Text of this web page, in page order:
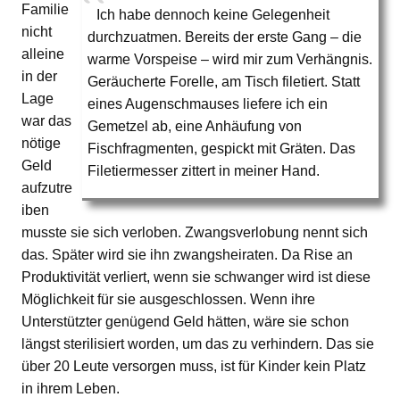
Ich habe dennoch keine Gelegenheit
durchzuatmen. Bereits der erste Gang – die
warme Vorspeise – wird mir zum Verhängnis.
Geräucherte Forelle, am Tisch filetiert. Statt
eines Augenschmauses liefere ich ein
Gemetzel ab, eine Anhäufung von
Fischfragmenten, gespickt mit Gräten. Das
Filetiermesser zittert in meiner Hand.
Familie
nicht
alleine
in der
Lage
war das
nötige
Geld
aufzutre
iben
musste sie sich verloben. Zwangsverlobung nennt sich
das. Später wird sie ihn zwangsheiraten. Da Rise an
Produktivität verliert, wenn sie schwanger wird ist diese
Möglichkeit für sie ausgeschlossen. Wenn ihre
Unterstützter genügend Geld hätten, wäre sie schon
längst sterilisiert worden, um das zu verhindern. Das sie
über 20 Leute versorgen muss, ist für Kinder kein Platz
in ihrem Leben.